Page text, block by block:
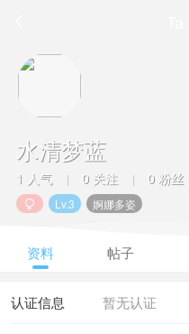
水清梦蓝
1 人气 | 0 关注 | 0 粉丝
 Lv.3 婀娜多姿
资料 帖子
暂无认证
认证信息